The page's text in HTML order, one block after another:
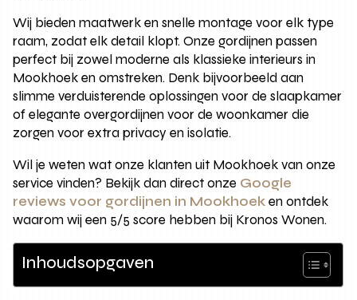
Wij bieden maatwerk en snelle montage voor elk type
raam, zodat elk detail klopt. Onze gordijnen passen
perfect bij zowel moderne als klassieke interieurs in
Mookhoek en omstreken. Denk bijvoorbeeld aan
slimme verduisterende oplossingen voor de slaapkamer
of elegante overgordijnen voor de woonkamer die
zorgen voor extra privacy en isolatie.
Wil je weten wat onze klanten uit Mookhoek van onze
service vinden? Bekijk dan direct onze Google
reviews voor gordijnen in Mookhoeken ontdek
waarom wij een 5/5 score hebben bij Kronos Wonen.
Inhoudsopgaven